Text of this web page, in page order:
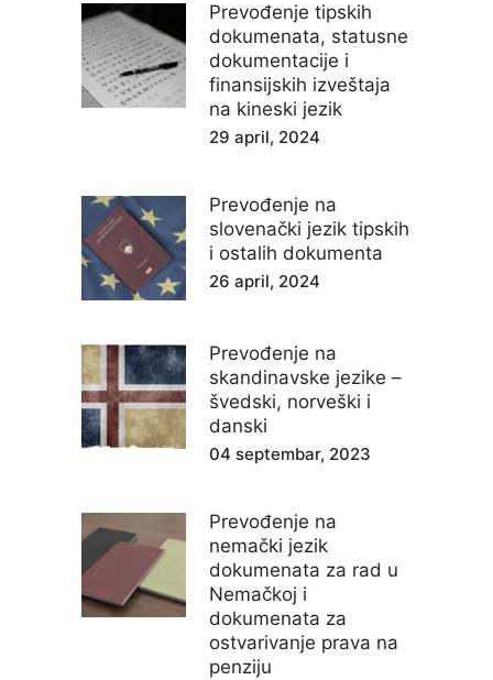
Prevođenje tipskih
dokumenata, statusne
dokumentacije i
finansijskih izveštaja
na kineski jezik
29 april, 2024
Prevođenje na
slovenački jezik tipskih
i ostalih dokumenta
26 april, 2024
Prevođenje na
skandinavske jezike –
švedski, norveški i
danski
04 septembar, 2023
Prevođenje na
nemački jezik
dokumenata za rad u
Nemačkoj i
dokumenata za
ostvarivanje prava na
penziju